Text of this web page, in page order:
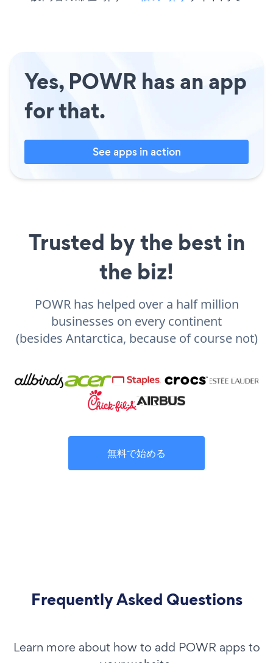
Yes, POWR has an app
for that.
See apps in action
Trusted by the best in
the biz!
POWR has helped over a half million
businesses on every continent
(besides Antarctica, because of course not)
無料で始める
Frequently Asked Questions
Learn more about how to add POWR apps to